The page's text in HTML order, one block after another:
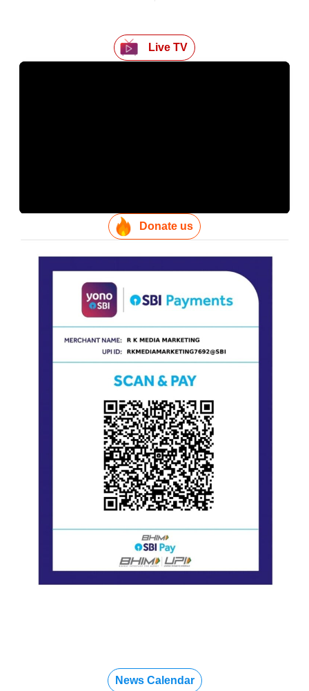
Live TV
Donate us
News Calendar